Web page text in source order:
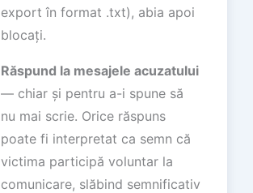
export în format .txt), abia apoi
blocați.
Răspund la mesajele acuzatului
— chiar și pentru a-i spune să
nu mai scrie. Orice răspuns
poate fi interpretat ca semn că
victima participă voluntar la
comunicare, slăbind semnificativ